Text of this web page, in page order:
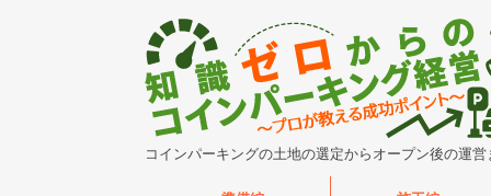
コインパーキングの土地の選定からオープン後の運